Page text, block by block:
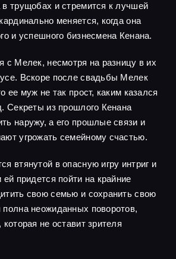
в трущобах и стремится к лучшей
меняется, когда она
и успешного бизнесмена Кенана.
с Мелек, несмотря на разницу в их
Вскоре после свадьбы Мелек
ее муж не так прост, каким казался
Секреты из прошлого Кенана
наружу, а его прошлые связи и
угрожать семейному счастью.
втянутой в опасную игру интриг и
ей придется пойти на крайние
свою семью и сохранить свою
неожиданных поворотов,
не оставит зрителя